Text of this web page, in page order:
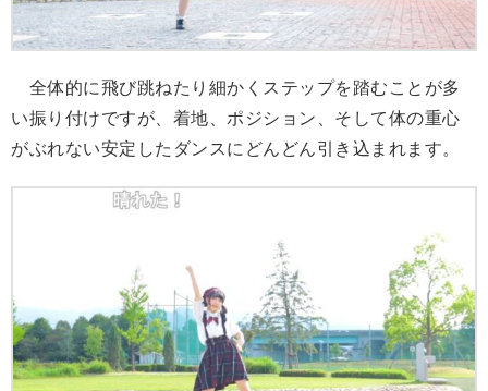
全体的に飛び跳ねたり細かくステップを踏むことが多
い振り付けですが、着地、ポジション、そして体の重心
がぶれない安定したダンスにどんどん引き込まれます。